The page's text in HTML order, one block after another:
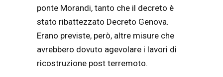
ponte Morandi, tanto che il decreto è
stato ribattezzato Decreto Genova.
Erano previste, però, altre misure che
avrebbero dovuto agevolare i lavori di
ricostruzione post terremoto.